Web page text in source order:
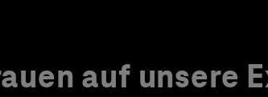
auf unsere